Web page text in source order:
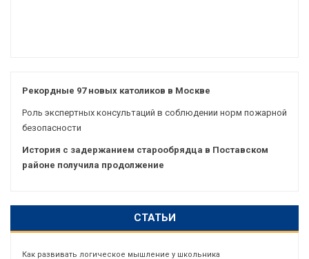
Рекордные 97 новых католиков в Москве
Роль экспертных консультаций в соблюдении норм пожарной
безопасности
История с задержанием старообрядца в Поставском
районе получила продолжение
СТАТЬИ
Как развивать логическое мышление у школьника